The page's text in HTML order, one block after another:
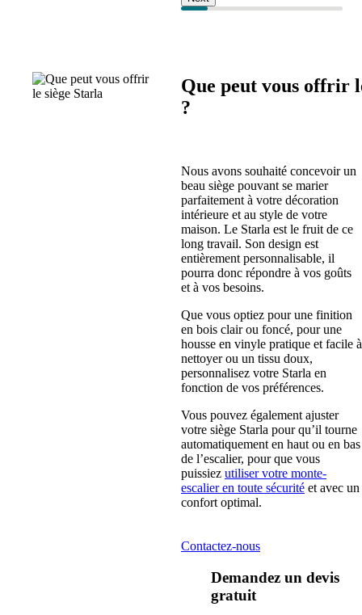
Que peut vous offrir
?​
Nous avons souhaité concevoir un
beau siège pouvant se marier
parfaitement à votre décoration
intérieure et au style de votre
maison. Le Starla est le fruit de ce
long travail. Son design est
entièrement personnalisable, il
pourra donc répondre à vos goûts
et à vos besoins.
Que vous optiez pour une finition
en bois clair ou foncé, pour une
housse en vinyle pratique et facile à
nettoyer ou un tissu doux,
personnalisez votre Starla en
fonction de vos préférences.
Vous pouvez également ajuster
votre siège Starla pour qu’il tourne
automatiquement en haut ou en bas
de l’escalier, pour que vous
puissiez utiliser votre monte-
escalier en toute sécurité et avec un
confort optimal.
Contactez-nous
Demandez un devis
gratuit